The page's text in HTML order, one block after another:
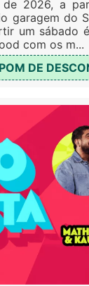
2026, a
garagem do
um sábado
com os m...
DE